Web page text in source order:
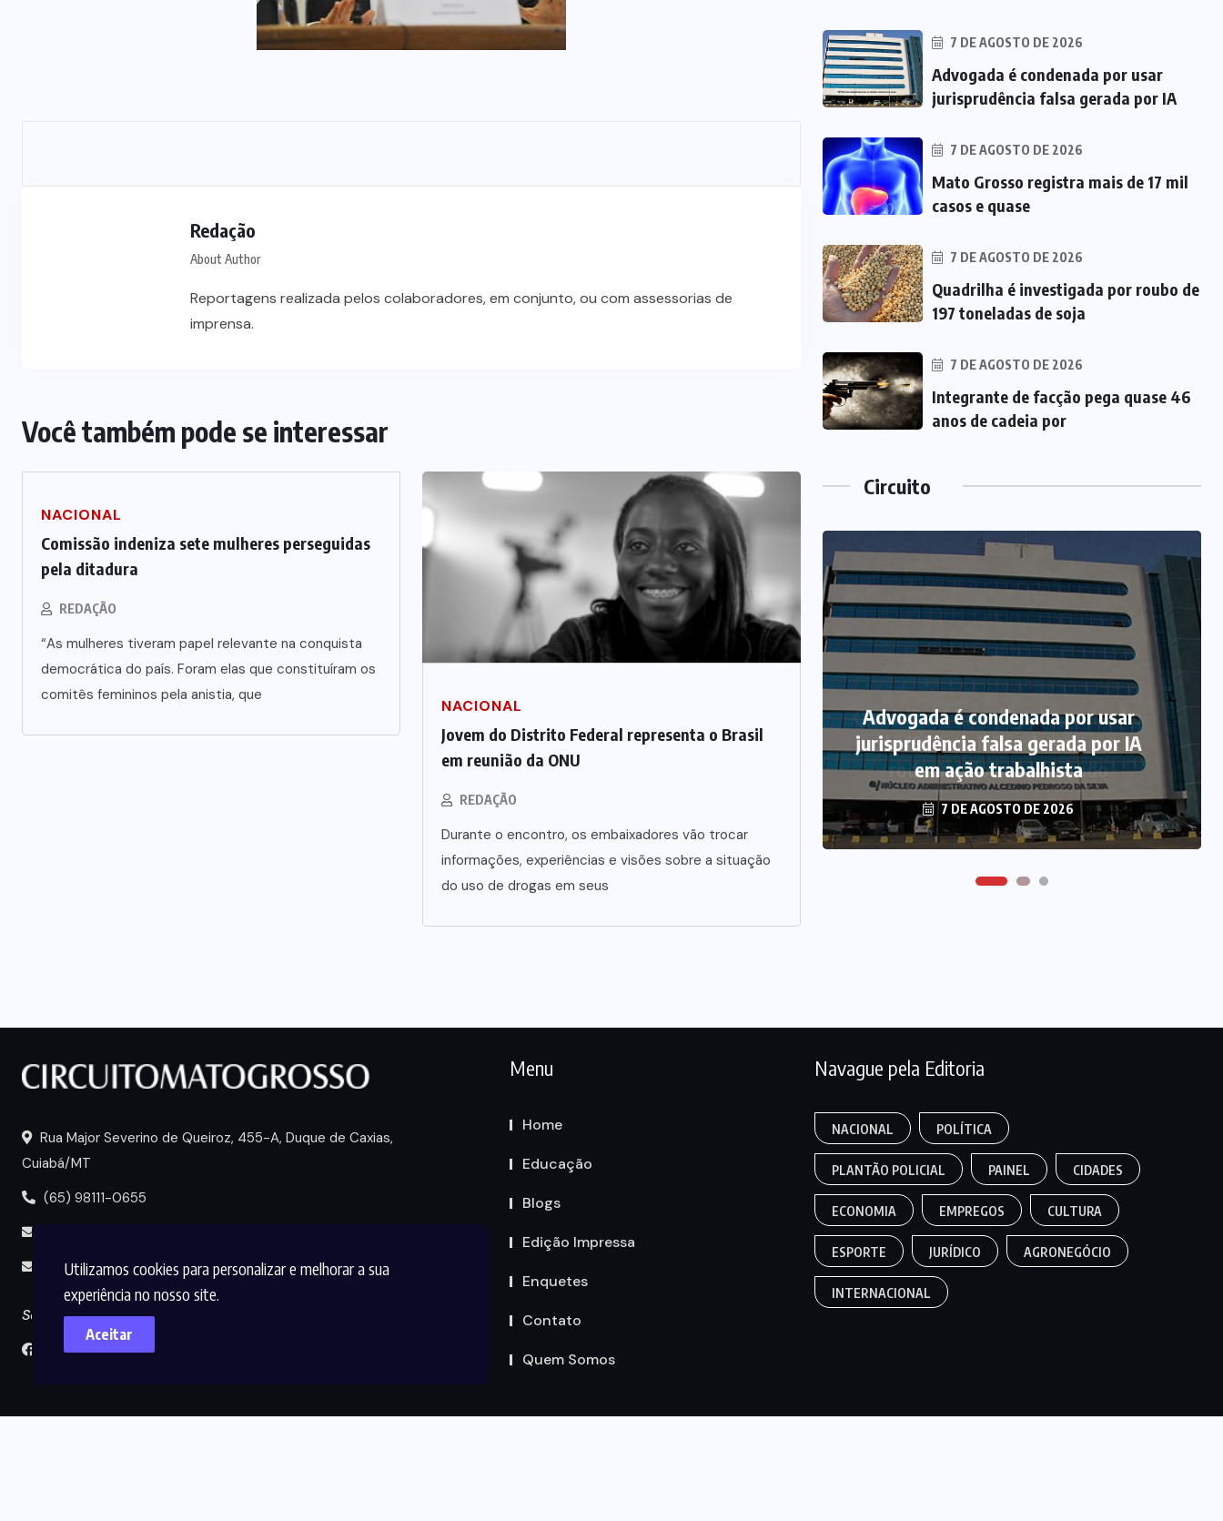
Utilizamos cookies para personalizar e melhorar a sua
experiência no nosso site.
Aceitar
Redação
About Author
Reportagens realizada pelos colaboradores, em conjunto, ou com assessorias de
imprensa.
Você também pode se interessar
NACIONAL
Comissão indeniza sete mulheres perseguidas
pela ditadura
REDAÇÃO
“As mulheres tiveram papel relevante na conquista
democrática do país. Foram elas que constituíram os
comitês femininos pela anistia, que
NACIONAL
Jovem do Distrito Federal representa o Brasil
em reunião da ONU
REDAÇÃO
Durante o encontro, os embaixadores vão trocar
informações, experiências e visões sobre a situação
do uso de drogas em seus
7 DE AGOSTO DE 2026
Advogada é condenada por usar
jurisprudência falsa gerada por IA
7 DE AGOSTO DE 2026
Mato Grosso registra mais de 17 mil
casos e quase
7 DE AGOSTO DE 2026
Quadrilha é investigada por roubo de
197 toneladas de soja
7 DE AGOSTO DE 2026
Integrante de facção pega quase 46
anos de cadeia por
Circuito
à perda do cargo por denúncias de
Advogada é condenada por usar
jurisprudência falsa gerada por IA
em ação trabalhista
7 DE AGOSTO DE 2026
Quadrilha é investigada por roubo
de 197 toneladas de soja em
rodovias do sul do estado
7 DE AGOSTO DE 2026
Rua Major Severino de Queiroz, 455-A, Duque de Caxias,
Cuiabá/MT
(65) 98111-0655
midia@circuitomt.com.br
Seguir
Menu
Home
Educação
Blogs
Edição Impressa
Enquetes
Contato
Quem Somos
Navague pela Editoria
NACIONAL POLÍTICA
PLANTÃO POLICIAL PAINEL CIDADES
ECONOMIA EMPREGOS CULTURA
ESPORTE JURÍDICO AGRONEGÓCIO
INTERNACIONAL